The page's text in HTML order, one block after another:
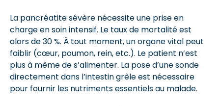
La pancréatite sévère nécessite une prise en
charge en soin intensif. Le taux de mortalité est
alors de 30 %. À tout moment, un organe vital peut
faiblir (cœur, poumon, rein, etc.). Le patient n’est
plus à même de s’alimenter. La pose d’une sonde
directement dans l’intestin grêle est nécessaire
pour fournir les nutriments essentiels au malade.